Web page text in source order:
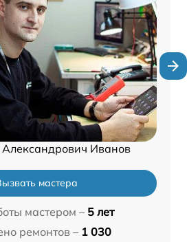
Александрович Иванов
мастера
мастером – 5 лет
ремонтов – 1 030